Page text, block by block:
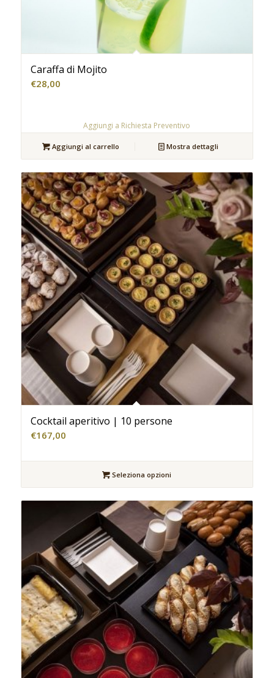
Caraffa di Mojito
€28,00
Aggiungi a Richiesta Preventivo
Aggiungi al carrello Mostra dettagli
Cocktail aperitivo | 10 persone
€167,00
Seleziona opzioni